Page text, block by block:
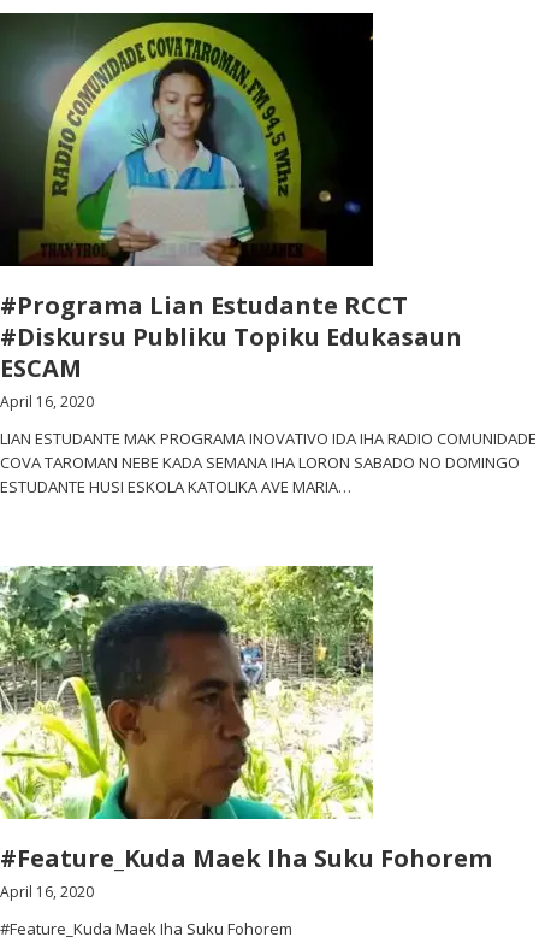
#Programa Lian Estudante RCCT
#Diskursu Publiku Topiku Edukasaun
ESCAM
April 16, 2020
LIAN ESTUDANTE MAK PROGRAMA INOVATIVO IDA IHA RADIO COMUNIDADE
COVA TAROMAN NEBE KADA SEMANA IHA LORON SABADO NO DOMINGO
ESTUDANTE HUSI ESKOLA KATOLIKA AVE MARIA…
#Feature_Kuda Maek Iha Suku Fohorem
April 16, 2020
#Feature_Kuda Maek Iha Suku Fohorem